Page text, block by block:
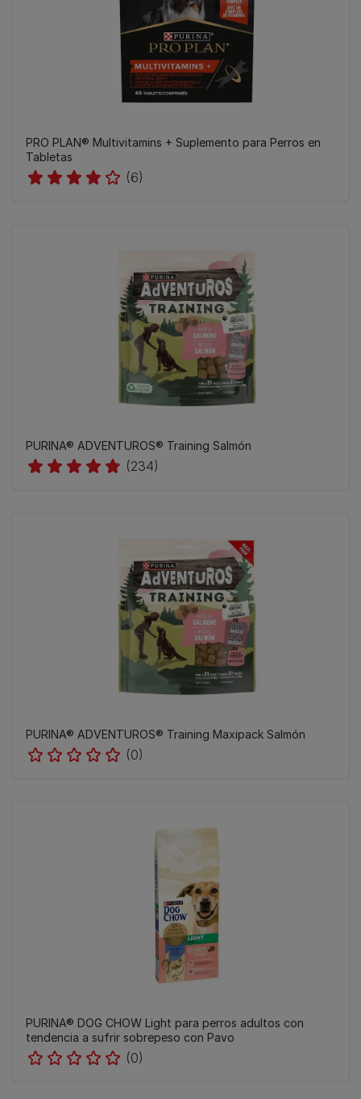
PRO PLAN® Multivitamins + Suplemento para Perros en
Tabletas
(6)
PURINA® ADVENTUROS® Training Salmón
(234)
PURINA® ADVENTUROS® Training Maxipack Salmón
(0)
PURINA® DOG CHOW Light para perros adultos con
tendencia a sufrir sobrepeso con Pavo
(0)